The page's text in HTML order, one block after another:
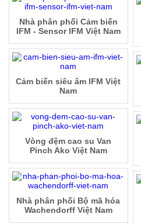
Nhà phân phối Cảm biến
IFM - Sensor IFM Việt Nam
Cảm biến siêu âm IFM Việt
Nam
Vòng đệm cao su Van
Pinch Ako Việt Nam
Nhà phân phối Bộ mã hóa
Wachendorff Việt Nam